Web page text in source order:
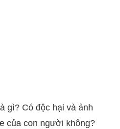
gì? Có độc hại và ảnh
của con người không?